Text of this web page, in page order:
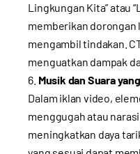
Lingkungan Kita” atau
memberikan dorongan
mengambil tindakan.
menguatkan dampak
Musik dan Suara
Dalam iklan video,
menggugah atau
meningkatkan daya